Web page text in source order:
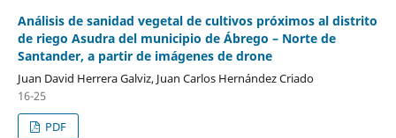
Análisis de sanidad vegetal de cultivos próximos al distrito
de riego Asudra del municipio de Ábrego – Norte de
Santander, a partir de imágenes de drone
Juan David Herrera Galviz, Juan Carlos Hernández Criado
16-25
PDF